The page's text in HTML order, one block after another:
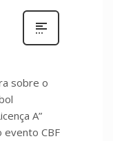
sobre o
A”
CBF